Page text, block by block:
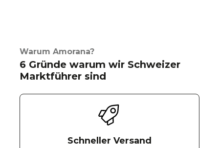
Warum Amorana?
6 Gründe warum wir Schweizer
Marktführer sind
Schneller Versand